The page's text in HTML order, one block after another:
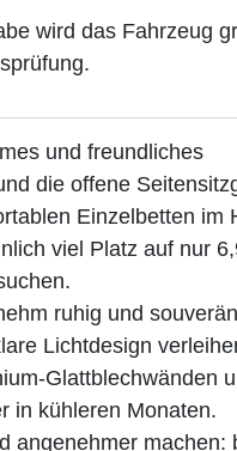
wird das Fahrzeug
und freundliches
die offene
Einzelbetten im
viel Platz auf nur
ruhig und
Lichtdesign
Glattblechwänden
in kühleren Monaten.
angenehmer machen: